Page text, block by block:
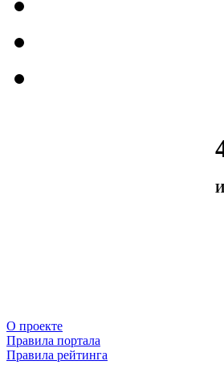
О проекте
Правила портала
Правила рейтинга